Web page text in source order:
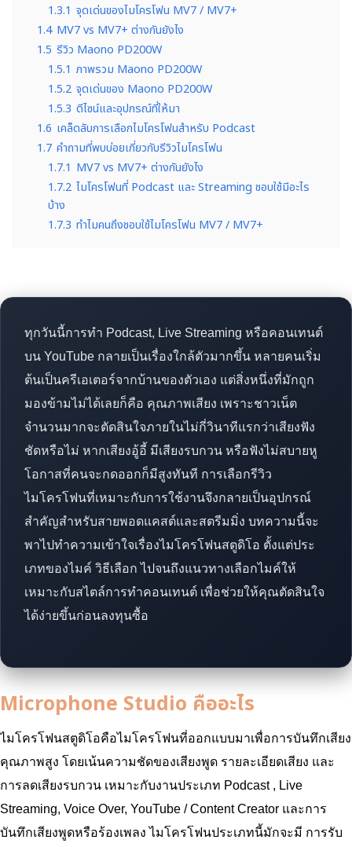
1.3.1 จุดเด่นของไมโครโฟน MV7 / MV7+
1.4 MV7 vs MV7+ ต่างกันยังไง
1.5 รีวิว Maono PD200W
1.5.1 ภาพรวม Maono PD200W
1.5.2 จุดเด่นของ Maono PD200W
1.5.3 ดีไซน์และอุปกรณ์ที่ให้มา
1.6 เคล็ดลับการเลือกไมโครโฟนสำหรับ Podcast
1.7 คำถามที่พบบ่อยเกี่ยวกับรีวิวไมโครโฟน
1.7.1 MV7 vs MV7+ ต่างกันยังไง
1.7.2 ไมโครโฟนที่ Podcast และ Streaming ชอบใช้มีอะไร
บ้าง
1.7.3 ทำไมคนถึงชอบใช้ไมโครโฟน MV7 / MV7+
ทุกวันนี้การทำ Podcast, Live Streaming หรือคอนเทนต์
บน YouTube กลายเป็นเรื่องใกล้ตัวมากขึ้น หลายคนเริ่ม
ต้นเป็นครีเอเตอร์จากบ้านของตัวเอง แต่สิ่งหนึ่งที่มักถูก
มองข้ามไม่ได้เลยก็คือ คุณภาพเสียง เพราะชาวเน็ต
จำนวนมากจะตัดสินใจภายในไม่กี่วินาทีแรกว่าเสียงฟัง
ชัดหรือไม่ หากเสียงอู้อี้ มีเสียงรบกวน หรือฟังไม่สบายหู
โอกาสที่คนจะกดออกก็มีสูงทันที การเลือกรีวิว
ไมโครโฟนที่เหมาะกับการใช้งานจึงกลายเป็นอุปกรณ์
สำคัญสำหรับสายพอดแคสต์และสตรีมมิ่ง บทความนี้จะ
พาไปทำความเข้าใจเรื่องไมโครโฟนสตูดิโอ ตั้งแต่ประ
เภทของไมค์ วิธีเลือก ไปจนถึงแนวทางเลือกไมค์ให้
เหมาะกับสไตล์การทำคอนเทนต์ เพื่อช่วยให้คุณตัดสินใจ
ได้ง่ายขึ้นก่อนลงทุนซื้อ
Microphone Studio คืออะไร
ไมโครโฟนสตูดิโอคือไมโครโฟนที่ออกแบบมาเพื่อการบันทึกเสียง
คุณภาพสูง โดยเน้นความชัดของเสียงพูด รายละเอียดเสียง และ
การลดเสียงรบกวน เหมาะกับงานประเภท Podcast , Live
Streaming, Voice Over, YouTube / Content Creator และการ
บันทึกเสียงพูดหรือร้องเพลง ไมโครโฟนประเภทนี้มักจะมี การรับ